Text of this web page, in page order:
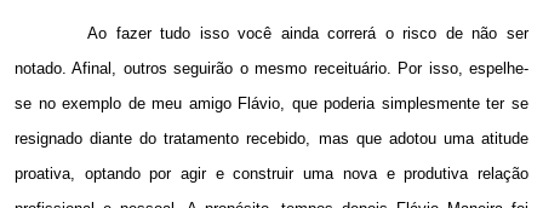
Ao fazer tudo isso você ainda correrá o risco de não ser
notado. Afinal, outros seguirão o mesmo receituário. Por isso, espelhe-
se no exemplo de meu amigo Flávio, que poderia simplesmente ter se
resignado diante do tratamento recebido, mas que adotou uma atitude
proativa, optando por agir e construir uma nova e produtiva relação